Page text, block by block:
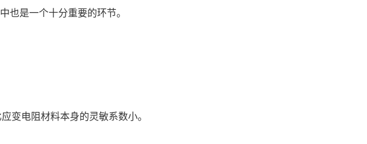
也是一个十分重要的环节。
变电阻材料本身的灵敏系数小。